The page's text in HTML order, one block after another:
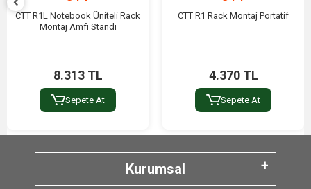
CTT R1L Notebook Üniteli Rack
Montaj Amfi Standı
8.313 TL
Sepete At
CTT R1 Rack Montaj Portatif
4.370 TL
Sepete At
Kurumsal